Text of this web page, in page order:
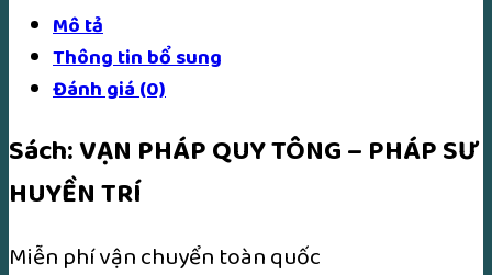
Mô tả
Thông tin bổ sung
Đánh giá (0)
Sách: VẠN PHÁP QUY TÔNG – PHÁP SƯ
HUYỀN TRÍ
Miễn phí vận chuyển toàn quốc